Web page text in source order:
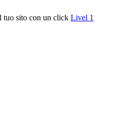
tuo sito con un click Livel 1